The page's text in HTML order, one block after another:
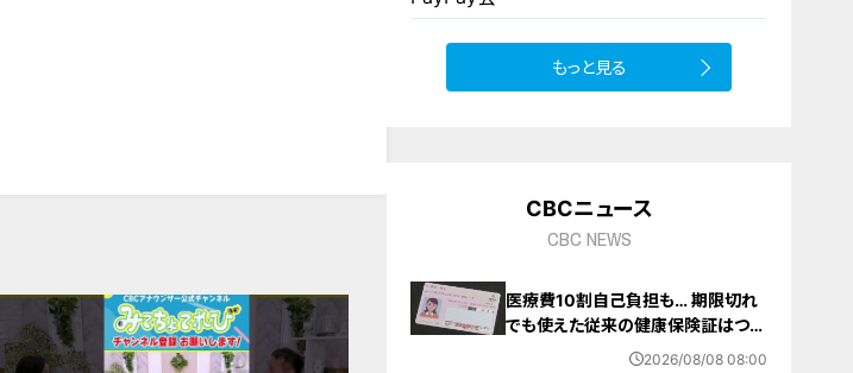
もっと見る
CBCニュース
CBC NEWS
医療費10割自己負担も… 期限切れ
でも使えた従来の健康保険証はつい
に終了 8月以降起こりうるマイナ保
2026/08/08 08:00